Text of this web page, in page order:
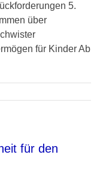
5.
über
für Kinder Ab
für den